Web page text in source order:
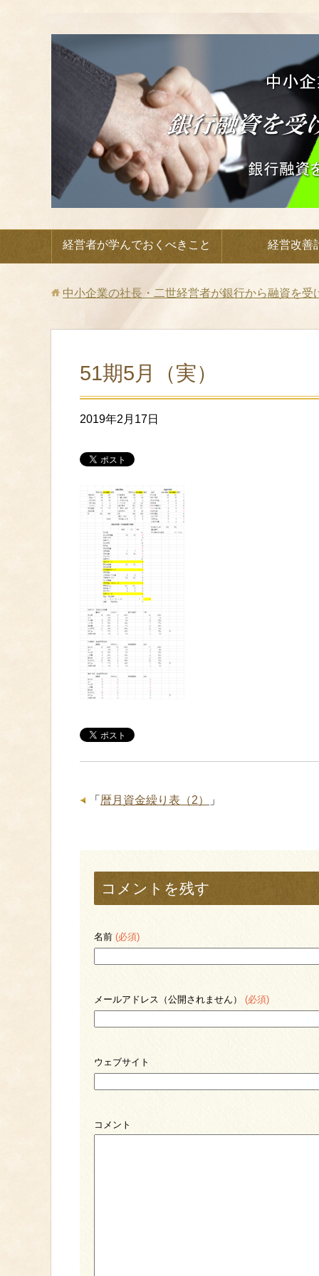
経営者が学んでおくべきこと 経営改善
中小企業の社長・二世経営者が銀行から融資を受
51期5月（実）
2019年2月17日
「 暦月資金繰り表（2） 」
コメントを残す
名前 (必須)
メールアドレス（公開されません） (必須)
ウェブサイト
コメント